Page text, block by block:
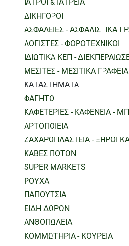
ΙΑΤΡΟΙ & ΙΑΤΡΕΙΑ
ΔΙΚΗΓΟΡΟΙ
ΑΣΦΑΛΕΙΕΣ - ΑΣΦΑΛΙΣΤΙΚΑ
ΛΟΓΙΣΤΕΣ - ΦΟΡΟΤΕΧΝΙΚΟΙ
ΙΔΙΩΤΙΚΑ ΚΕΠ -
ΜΕΣΙΤΕΣ - ΜΕΣΙΤΙΚΑ ΓΡΑΦΕΙΑ
ΚΑΤΑΣΤΗΜΑΤΑ
ΦΑΓΗΤΟ
ΚΑΦΕΤΕΡΙΕΣ - ΚΑΦΕΝΕΙΑ -
ΑΡΤΟΠΟΙΕΙΑ
ΖΑΧΑΡΟΠΛΑΣΤΕΙΑ - ΞΗΡΟΙ
ΚΑΒΕΣ ΠΟΤΩΝ
SUPER MARKETS
ΡΟΥΧΑ
ΠΑΠΟΥΤΣΙΑ
ΕΙΔΗ ΔΩΡΩΝ
ΑΝΘΟΠΩΛΕΙΑ
ΚΟΜΜΩΤΗΡΙΑ - ΚΟΥΡΕΙΑ